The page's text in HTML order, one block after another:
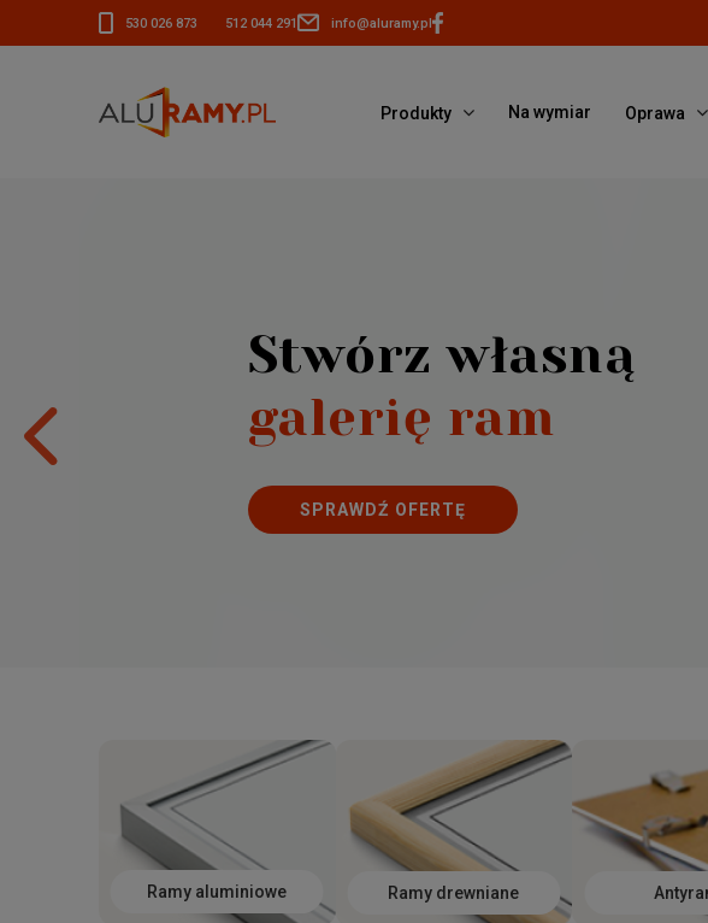
530 026 873 512 044 291 info@aluramy.pl
Produkty Na wymiar Oprawa
Stwórz własną
galerię ram
SPRAWDŹ OFERTĘ
Ramy aluminiowe Ramy drewniane